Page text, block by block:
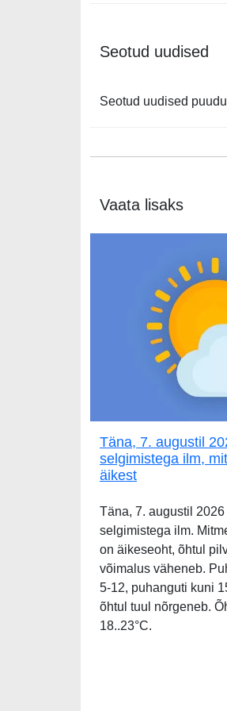
Seotud uudised
Seotud uudised
Vaata lisaks
Täna, 7. augustil
selgimistega ilm,
äikest
Täna, 7. augustil
selgimistega ilm.
on äikeseoht, õhtul
võimalus väheneb.
5-12, puhanguti kuni
õhtul tuul nõrgeneb.
18..23°C.